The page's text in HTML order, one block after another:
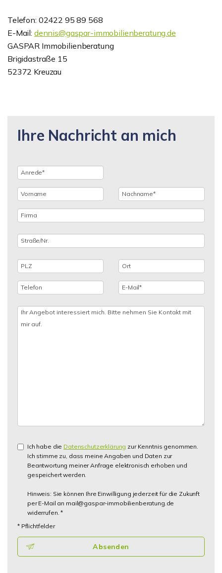
Telefon: 02422 95 89 568
E-Mail: dennis@gaspar-immobilienberatung.de
GASPAR Immobilienberatung
Brigidastraße 15
52372 Kreuzau
Ihre Nachricht an mich
Ich habe die Datenschutzerklärung zur Kenntnis genommen.
Ich stimme zu, dass meine Angaben und Daten zur
Beantwortung meiner Anfrage elektronisch erhoben und
gespeichert werden.
Hinweis: Sie können Ihre Einwilligung jederzeit für die Zukunft
per E-Mail an mail@gaspar-immobilienberatung.de
widerrufen. *
* Pflichtfelder
Absenden